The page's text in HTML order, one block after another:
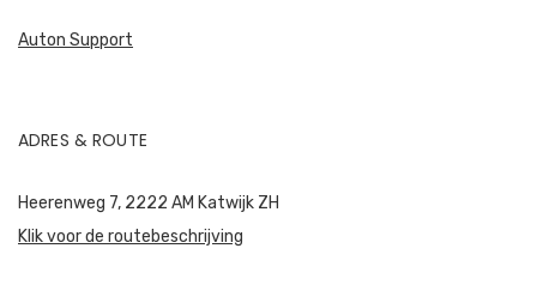
Auton Support
ADRES & ROUTE
Heerenweg 7, 2222 AM Katwijk ZH
Klik voor de routebeschrijving